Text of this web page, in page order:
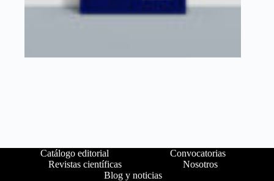
Catálogo editorial
Convocatorias
Revistas científicas
Nosotros
Blog y noticias